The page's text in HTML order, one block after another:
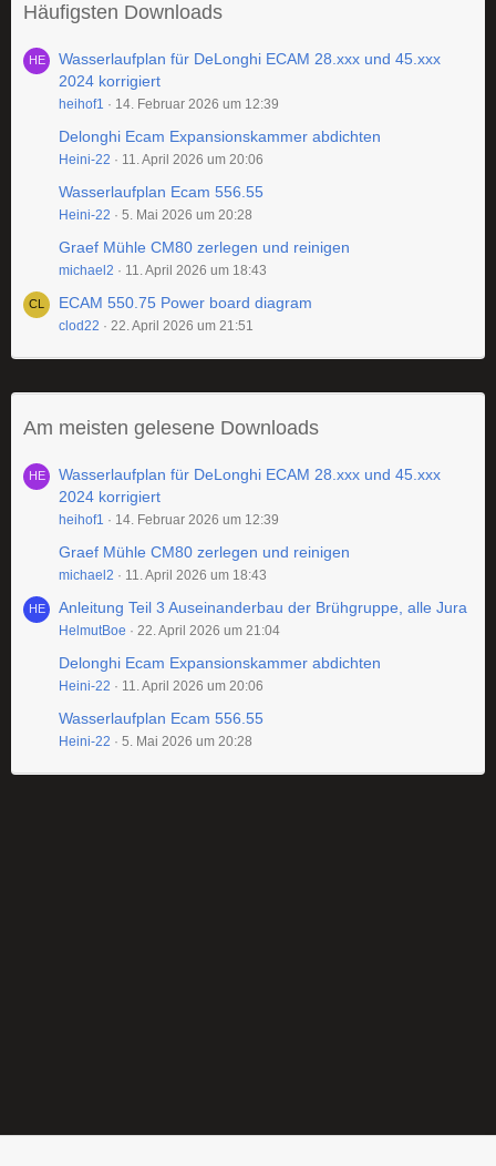
Häufigsten Downloads
Wasserlaufplan für DeLonghi ECAM 28.xxx und 45.xxx
2024 korrigiert
heihof1 14. Februar 2026 um 12:39
Delonghi Ecam Expansionskammer abdichten
Heini-22 11. April 2026 um 20:06
Wasserlaufplan Ecam 556.55
Heini-22 5. Mai 2026 um 20:28
Graef Mühle CM80 zerlegen und reinigen
michael2 11. April 2026 um 18:43
ECAM 550.75 Power board diagram
clod22 22. April 2026 um 21:51
Am meisten gelesene Downloads
Wasserlaufplan für DeLonghi ECAM 28.xxx und 45.xxx
2024 korrigiert
heihof1 14. Februar 2026 um 12:39
Graef Mühle CM80 zerlegen und reinigen
michael2 11. April 2026 um 18:43
Anleitung Teil 3 Auseinanderbau der Brühgruppe, alle Jura
HelmutBoe 22. April 2026 um 21:04
Delonghi Ecam Expansionskammer abdichten
Heini-22 11. April 2026 um 20:06
Wasserlaufplan Ecam 556.55
Heini-22 5. Mai 2026 um 20:28